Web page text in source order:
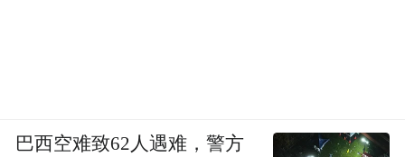
巴西空难致62人遇难，警方